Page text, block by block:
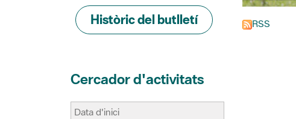
Històric del butlletí
Cercador d'activitats
RSS